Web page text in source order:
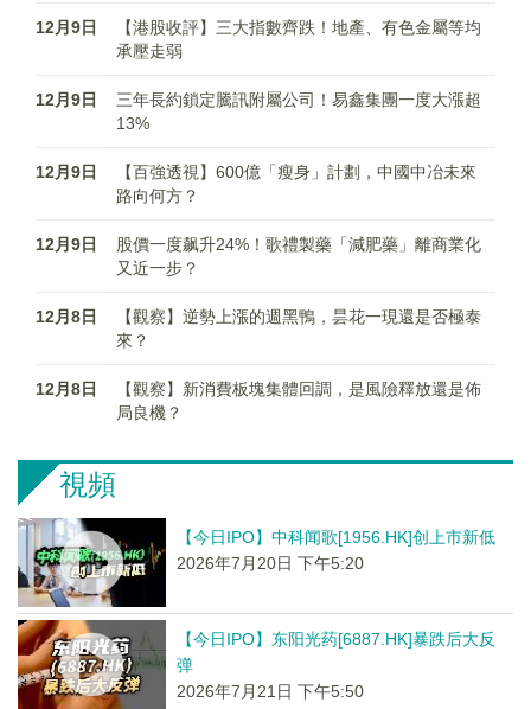
12月9日
【港股收評】三大指數齊跌！地產、有色金屬等均
承壓走弱
12月9日
三年長約鎖定騰訊附屬公司！易鑫集團一度大漲超
13%
12月9日
【百強透視】600億「瘦身」計劃，中國中冶未來
路向何方？
12月9日
股價一度飙升24%！歌禮製藥「減肥藥」離商業化
又近一步？
12月8日
【觀察】逆勢上漲的週黑鴨，昙花一現還是否極泰
來？
12月8日
【觀察】新消費板塊集體回調，是風險釋放還是佈
局良機？
視頻
【今日IPO】中科闻歌[1956.HK]创上市新低
2026年7月20日 下午5:20
【今日IPO】东阳光药[6887.HK]暴跌后大反
弹
2026年7月21日 下午5:50